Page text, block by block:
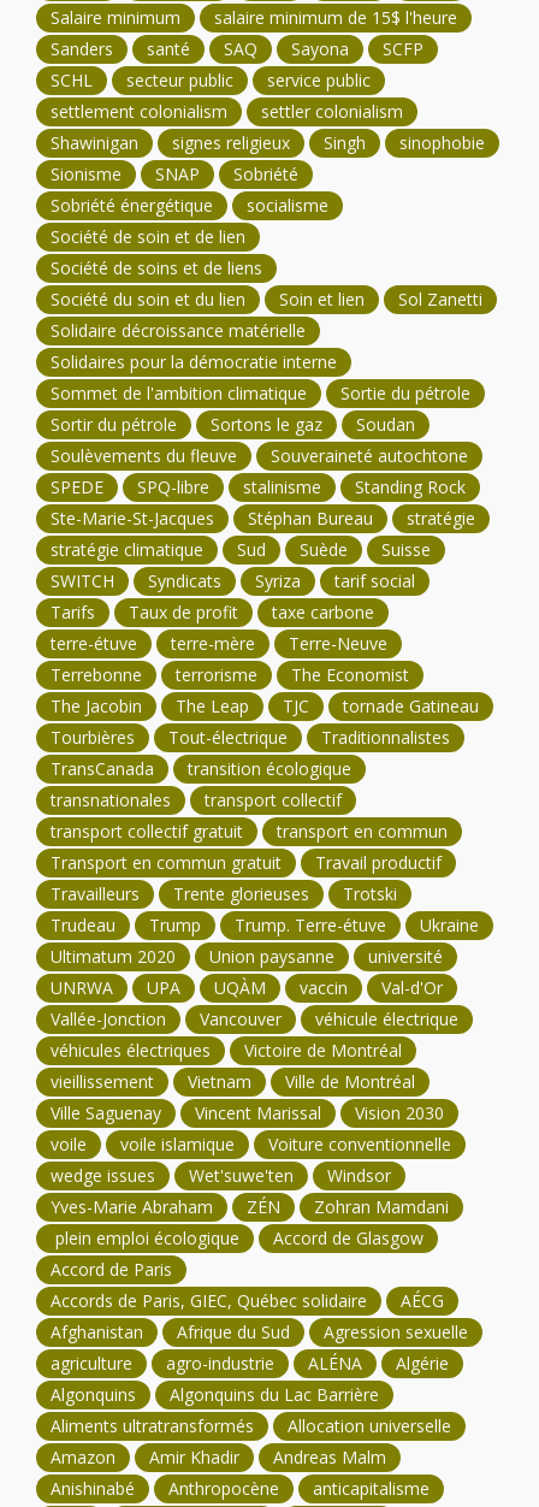
Salaire minimum
salaire minimum de 15$ l'heure
Sanders
santé SAQ Sayona
SCFP
SCHL
secteur public
service public
settlement colonialism
settler colonialism
Shawinigan
signes religieux Singh
sinophobie
Sionisme
SNAP
Sobriété
Sobriété énergétique
socialisme
Société de soin et de lien
Société de soins et de liens
Société du soin et du lien
Soin et lien
Sol Zanetti
Solidaire décroissance matérielle
Solidaires pour la démocratie interne
Sommet de l'ambition climatique
Sortie du pétrole
Sortir du pétrole
Sortons le gaz
Soudan
Soulèvements du fleuve
Souveraineté autochtone
SPEDE
SPQ-libre stalinisme
Standing Rock
Ste-Marie-St-Jacques
Stéphan Bureau
stratégie
stratégie climatique
Sud Suède
Suisse
SWITCH
Syndicats Syriza
tarif social
Tarifs
Taux de profit
taxe carbone
terre-étuve
terre-mère
Terre-Neuve
Terrebonne
terrorisme
The Economist
The Jacobin
The Leap TJC
tornade Gatineau
Tourbières
Tout-électrique
Traditionnalistes
TransCanada
transition écologique
transnationales
transport collectif
transport collectif gratuit
transport en commun
Transport en commun gratuit
Travail productif
Travailleurs
Trente glorieuses
Trotski
Trudeau
Trump Trump. Terre-étuve
Ukraine
Ultimatum 2020
Union paysanne
université
UNRWA
UPA UQÀM vaccin
Val-d'Or
Vallée-Jonction
Vancouver
véhicule électrique
véhicules électriques
Victoire de Montréal
vieillissement
Vietnam
Ville de Montréal
Ville Saguenay
Vincent Marissal
Vision 2030
voile
voile islamique
Voiture conventionnelle
wedge issues
Wet'suwe'ten
Windsor
Yves-Marie Abraham
ZÉN
Zohran Mamdani
plein emploi écologique
Accord de Glasgow
Accord de Paris
Accords de Paris, GIEC, Québec solidaire
AÉCG
Afghanistan
Afrique du Sud
Agression sexuelle
agriculture
agro-industrie ALÉNA
Algérie
Algonquins
Algonquins du Lac Barrière
Aliments ultratransformés
Allocation universelle
Amazon
Amir Khadir
Andreas Malm
Anishinabé
Anthropocène anticapitalisme